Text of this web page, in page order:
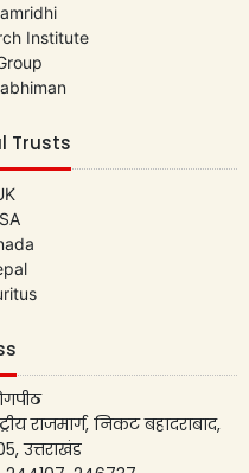
Institute
Trusts
राजमार्ग, निकट बहादराबाद,
उत्तराखंड